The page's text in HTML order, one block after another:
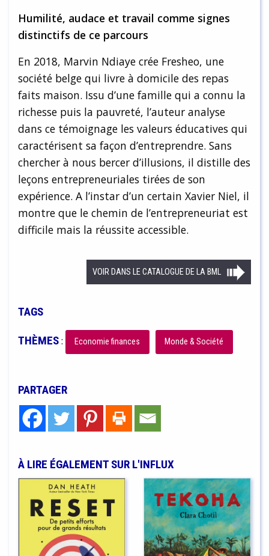
Humilité, audace et travail comme signes
distinctifs de ce parcours
En 2018, Marvin Ndiaye crée Fresheo, une
société belge qui livre à domicile des repas
faits maison. Issu d’une famille qui a connu la
richesse puis la pauvreté, l’auteur analyse
dans ce témoignage les valeurs éducatives qui
caractérisent sa façon d’entreprendre. Sans
chercher à nous bercer d’illusions, il distille des
leçons entrepreneuriales tirées de son
expérience. A l’instar d’un certain Xavier Niel, il
montre que le chemin de l’entrepreneuriat est
difficile mais la réussite accessible.
VOIR DANS LE CATALOGUE DE LA BML
TAGS
THÈMES: Economie finances Monde & Société
PARTAGER
À LIRE ÉGALEMENT SUR L'INFLUX